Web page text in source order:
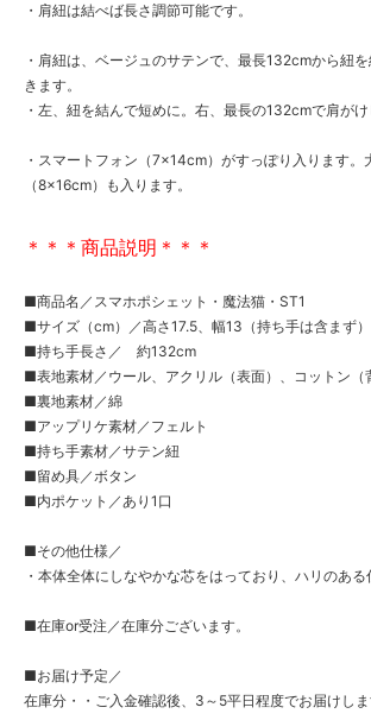
・肩紐は結べば長さ調節可能です。
・肩紐は、ベージュのサテンで、最長132cmから紐
きます。
・左、紐を結んで短めに。右、最長の132cmで肩がけ
・スマートフォン（7×14cm）がすっぽり入ります。
（8×16cm）も入ります。
＊＊＊商品説明＊＊＊
■商品名／スマホポシェット・魔法猫・ST1
■サイズ（cm）／高さ17.5、幅13（持ち手は含まず）
■持ち手長さ／ 約132cm
■表地素材／ウール、アクリル（表面）、コットン（
■裏地素材／綿
■アップリケ素材／フェルト
■持ち手素材／サテン紐
■留め具／ボタン
■内ポケット／あり1口
■その他仕様／
・本体全体にしなやかな芯をはっており、ハリのある
■在庫or受注／在庫分ございます。
■お届け予定／
在庫分・・ご入金確認後、3～5平日程度でお届けしま